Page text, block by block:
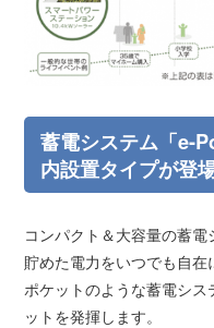
蓄電システム「e-
内設置タイプが登
コンパクト＆大容量の蓄電
貯めた電力をいつでも自
ポケットのような蓄電シ
ットを発揮します。